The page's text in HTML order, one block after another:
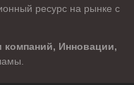
ресурс на рынке с
компаний, Инновации,